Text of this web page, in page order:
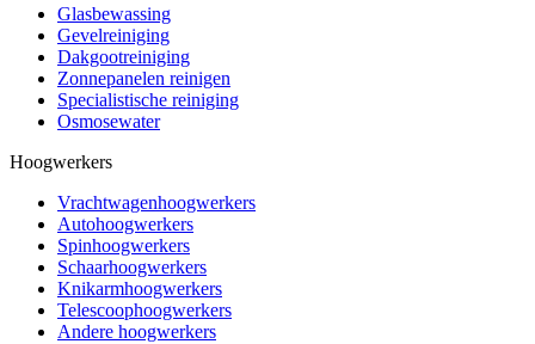
Glasbewassing
Gevelreiniging
Dakgootreiniging
Zonnepanelen reinigen
Specialistische reiniging
Osmosewater
Hoogwerkers
Vrachtwagenhoogwerkers
Autohoogwerkers
Spinhoogwerkers
Schaarhoogwerkers
Knikarmhoogwerkers
Telescoophoogwerkers
Andere hoogwerkers